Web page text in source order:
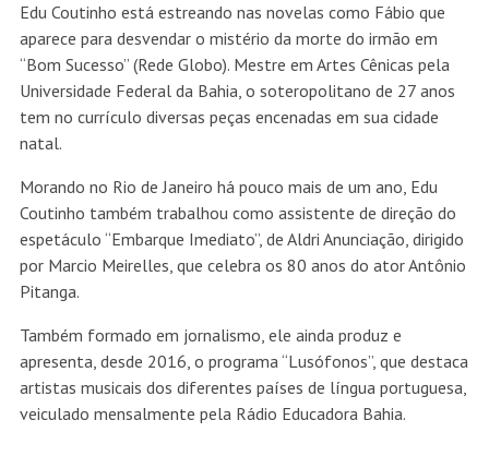
Edu Coutinho está estreando nas novelas como Fábio que
aparece para desvendar o mistério da morte do irmão em
“Bom Sucesso” (Rede Globo). Mestre em Artes Cênicas pela
Universidade Federal da Bahia, o soteropolitano de 27 anos
tem no currículo diversas peças encenadas em sua cidade
natal.
Morando no Rio de Janeiro há pouco mais de um ano, Edu
Coutinho também trabalhou como assistente de direção do
espetáculo “Embarque Imediato”, de Aldri Anunciação, dirigido
por Marcio Meirelles, que celebra os 80 anos do ator Antônio
Pitanga.
Também formado em jornalismo, ele ainda produz e
apresenta, desde 2016, o programa “Lusófonos”, que destaca
artistas musicais dos diferentes países de língua portuguesa,
veiculado mensalmente pela Rádio Educadora Bahia.